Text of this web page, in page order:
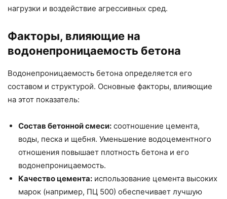
нагрузки и воздействие агрессивных сред.
Факторы, влияющие на
водонепроницаемость бетона
Водонепроницаемость бетона определяется его
составом и структурой. Основные факторы, влияющие
на этот показатель:
Состав бетонной смеси: соотношение цемента,
воды, песка и щебня. Уменьшение водоцементного
отношения повышает плотность бетона и его
водонепроницаемость.
Качество цемента: использование цемента высоких
марок (например, ПЦ 500) обеспечивает лучшую